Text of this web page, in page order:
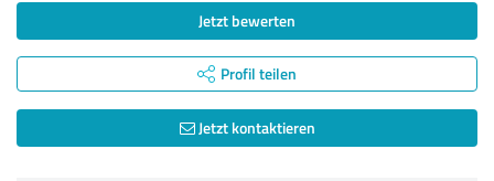
Jetzt bewerten
Profil teilen
Jetzt kontaktieren